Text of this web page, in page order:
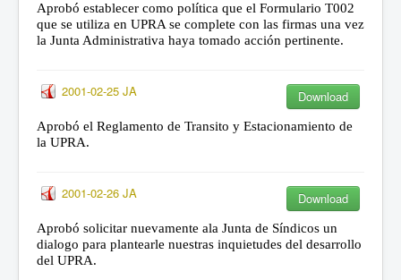
Aprobó establecer como política que el Formulario T002
que se utiliza en UPRA se complete con las firmas una vez
la Junta Administrativa haya tomado acción pertinente.
2001-02-25 JA Download
Aprobó el Reglamento de Transito y Estacionamiento de
la UPRA.
2001-02-26 JA Download
Aprobó solicitar nuevamente ala Junta de Síndicos un
dialogo para plantearle nuestras inquietudes del desarrollo
del UPRA.